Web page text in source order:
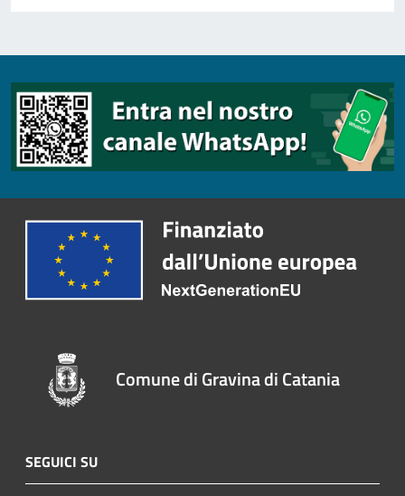
Comune di Gravina di Catania
SEGUICI SU